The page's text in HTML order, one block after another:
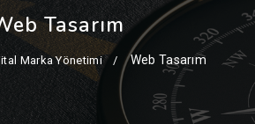
Tasarım
Marka Yönetimi Web Tasarım